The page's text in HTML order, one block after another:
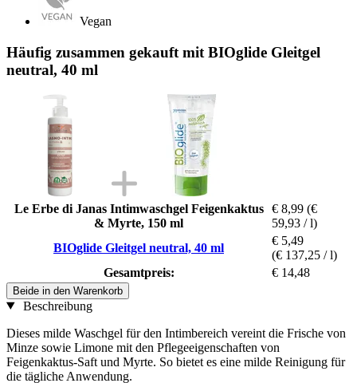
Vegan
Häufig zusammen gekauft mit BIOglide Gleitgel
neutral, 40 ml
Le Erbe di Janas Intimwaschgel Feigenkaktus
& Myrte, 150 ml
€ 8,99 (€
59,93 / l)
BIOglide Gleitgel neutral, 40 ml
€ 5,49
(€ 137,25 / l)
Gesamtpreis:
€ 14,48
Beide in den Warenkorb
Beschreibung
Dieses milde Waschgel für den Intimbereich vereint die Frische von
Minze sowie Limone mit den Pflegeeigenschaften von
Feigenkaktus-Saft und Myrte. So bietet es eine milde Reinigung für
die tägliche Anwendung.